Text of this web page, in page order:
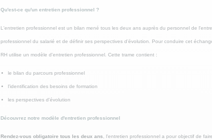
Qu'est-ce qu'un entretien professionnel ?
L'entretien professionnel est un bilan mené tous les deux ans auprès du personnel de
professionnel du salarié et de définir ses perspectives d’évolution. Pour conduire cet
RH utilise un modèle d'entretien professionnel. Cette trame contient :
le bilan du parcours professionnel
l'identification des besoins de formation
les perspectives d'évolution
Découvrez notre modèle d'entretien professionnel
Rendez-vous obligatoire tous les deux ans, l'entretien professionnel a pour objectif de